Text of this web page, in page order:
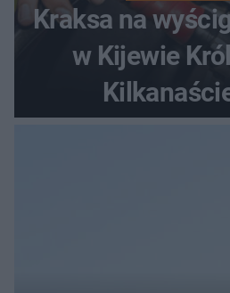
Kraksa na
w Kijewie